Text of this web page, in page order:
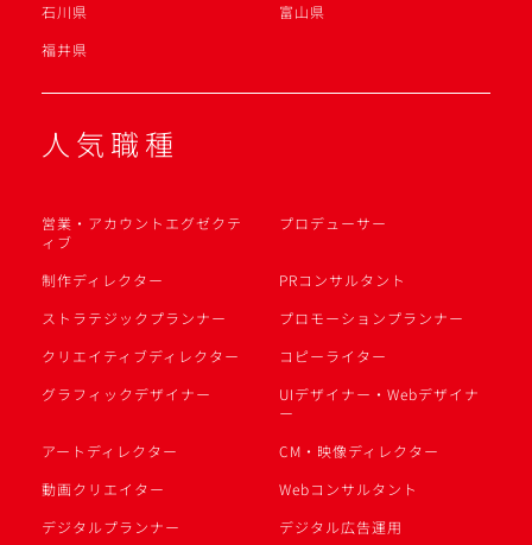
石川県
富山県
福井県
人気職種
営業・アカウントエグゼクテ
ィブ
プロデューサー
制作ディレクター
PRコンサルタント
ストラテジックプランナー
プロモーションプランナー
クリエイティブディレクター
コピーライター
グラフィックデザイナー
UIデザイナー・Webデザイナ
ー
アートディレクター
CM・映像ディレクター
動画クリエイター
Webコンサルタント
デジタルプランナー
デジタル広告運用